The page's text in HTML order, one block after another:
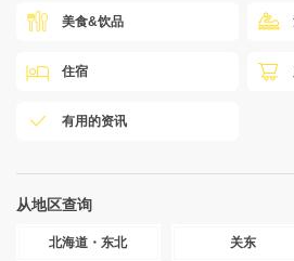
美食&饮品
住宿
有用的资讯
从地区查询
北海道・东北 关东